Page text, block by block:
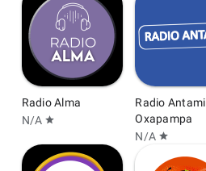
Radio Alma
N/A star
Radio Antami
Oxapampa
N/A star